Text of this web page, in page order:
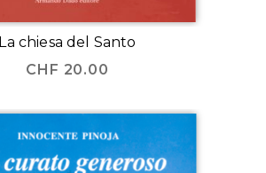
La chiesa del Santo
CHF 20.00